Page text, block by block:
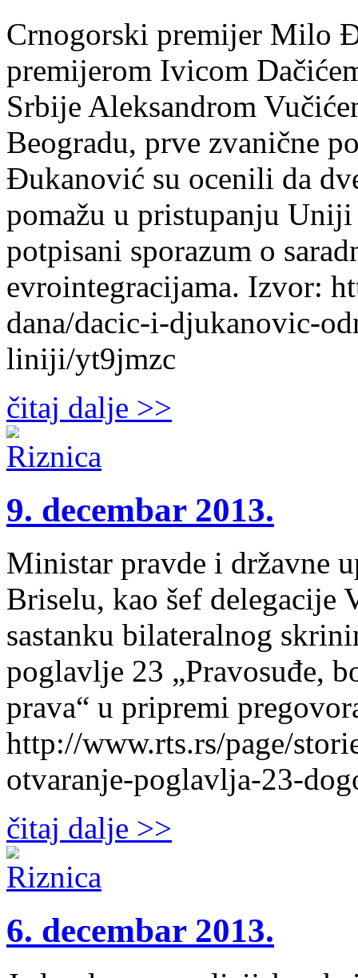
Crnogorski premijer Milo
premijerom Ivicom
Srbije Aleksandrom
Beogradu, prve zvanične
Đukanović su ocenili da
pomažu u pristupanju
potpisani sporazum o
evrointegracijama. Izvor:
dana/dacic-i-djukanovic-
liniji/yt9jmzc
čitaj dalje >>
9. decembar 2013.
Ministar pravde i državne
Briselu, kao šef delegacije
sastanku bilateralnog
poglavlje 23 „Pravosuđe,
prava“ u pripremi
http://www.rts.rs/page/
otvaranje-poglavlja-23-
čitaj dalje >>
6. decembar 2013.